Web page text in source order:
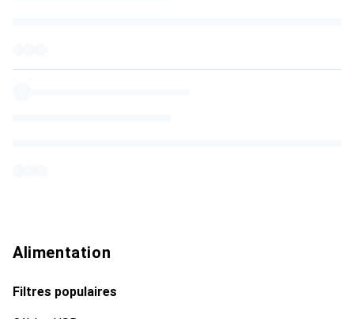
Alimentation
Filtres populaires